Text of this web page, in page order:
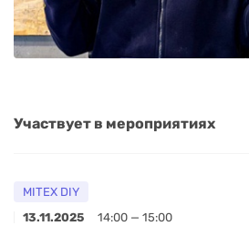
Участвует в мероприятиях
MITEX DIY
13.11.2025
14:00 — 15:00